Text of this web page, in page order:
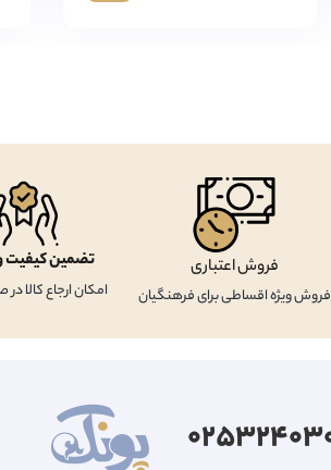
فروش اعتباری
فروش ویژه اقساطی برای فرهنگیان
تضمین کیفیت
امکان ارجاع کالا